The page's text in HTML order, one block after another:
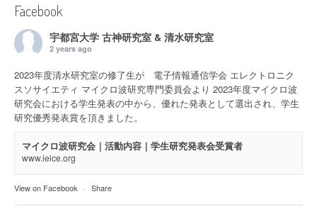
Facebook
宇都宮大学 古神研究室 & 清水研究室
2 years ago
2023年度清水研究室の修了生が 電子情報通信学会 エレクトロニク
スソサイエティ マイクロ波研究専門委員会より 2023年度マイクロ波
研究会における学生発表の中から、優れた発表として選出され、学生
研究優秀発表賞を頂きました。
マイクロ波研究会｜活動内容｜学生研究発表会受賞者
www.ieice.org
View on Facebook · Share